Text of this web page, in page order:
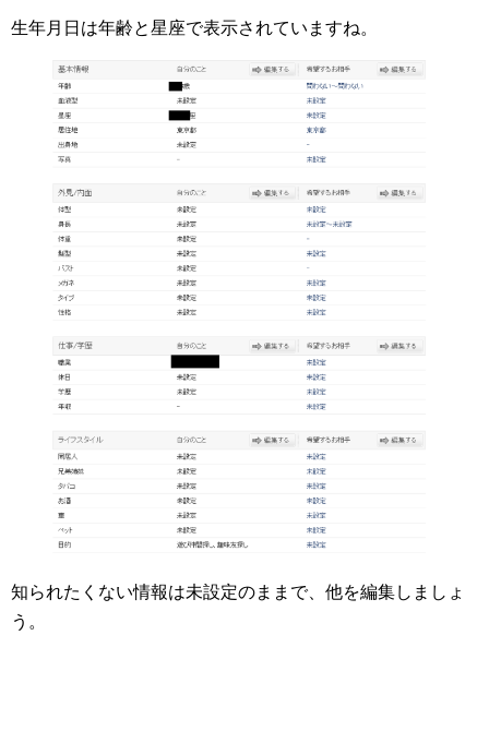
生年月日は年齢と星座で表示されていますね。
知られたくない情報は未設定のままで、他を編集しましょ
う。